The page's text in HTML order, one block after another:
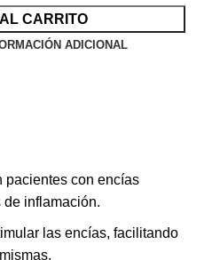
CARRITO
ADICIONAL
pacientes con encías
inflamación.
las encías, facilitando